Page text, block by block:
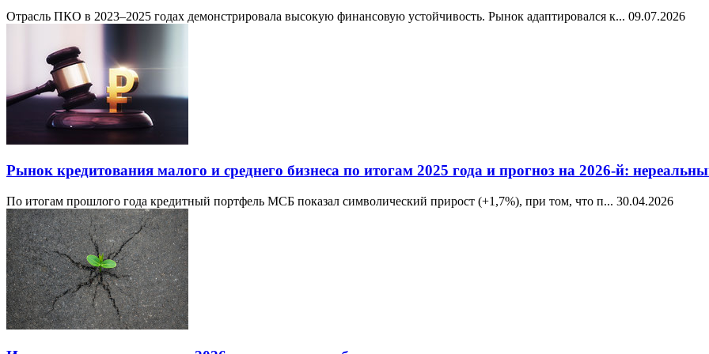
Отрасль ПКО в 2023–2025 годах демонстрировала высокую финансовую устойчивость. Рынок адаптировался к... 09.07.2026
Рынок кредитования малого и среднего бизнеса по итогам 2025 года и прогноз на 2026-й:
По итогам прошлого года кредитный портфель МСБ показал символический прирост (+1,7%), при том, что п... 30.04.2026